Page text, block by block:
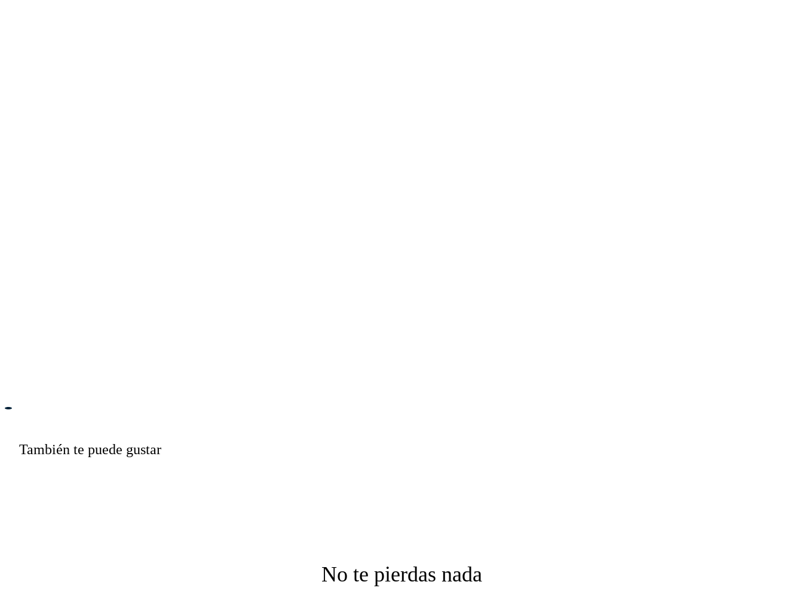
También te puede gustar
No te pierdas nada